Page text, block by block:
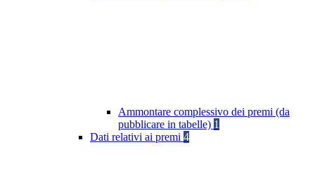
Ammontare complessivo dei premi (da
pubblicare in tabelle) 1
Dati relativi ai premi 4